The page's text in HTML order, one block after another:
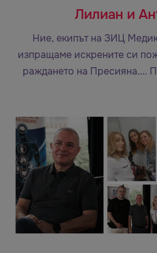
Лилиан и
Ние, екипът на ЗИЦ
изпращаме искрените си
раждането на Пресияна....